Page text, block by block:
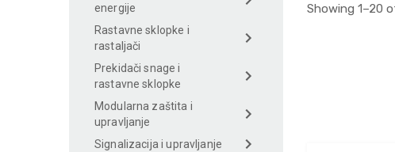
Showing 1–20
energije
Rastavne sklopke i
rastaljači
Prekidači snage i
rastavne sklopke
Modularna zaštita i
upravljanje
Signalizacija i upravljanje